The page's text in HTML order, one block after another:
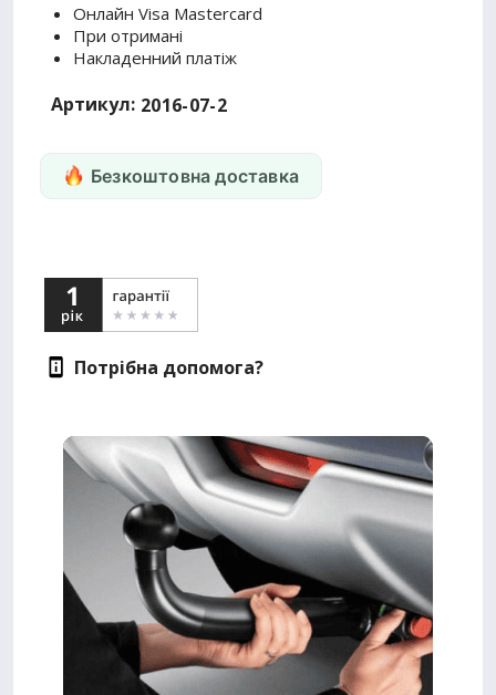
Онлайн Visa Mastercard
При отримані
Накладенний платіж
Артикул: 2016-07-2
Безкоштовна доставка
Потрібна допомога?